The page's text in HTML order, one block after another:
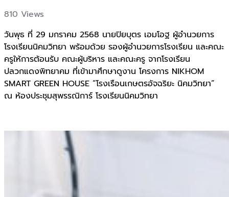
810 Views
วันพุธ ที่ 29 มกราคม 2568 นายปิยบุตร เอมโอฐ ผู้อำนวยการ
โรงเรียนนิคมวิทยา พร้อมด้วย รองผู้อำนวยการโรงเรียน และคณะ
ครูให้การต้อนรับ คณะผู้บริหาร และคณะครู จากโรงเรียน
ปลวกแดงพิทยาคม ที่เข้ามาศึกษาดูงาน โครงการ NIKHOM
SMART GREEN HOUSE “โรงเรือนเกษตรอัจฉริยะ นิคมวิทยา”
ณ ห้องประชุมสุพรรณิการ์ โรงเรียนนิคมวิทยา